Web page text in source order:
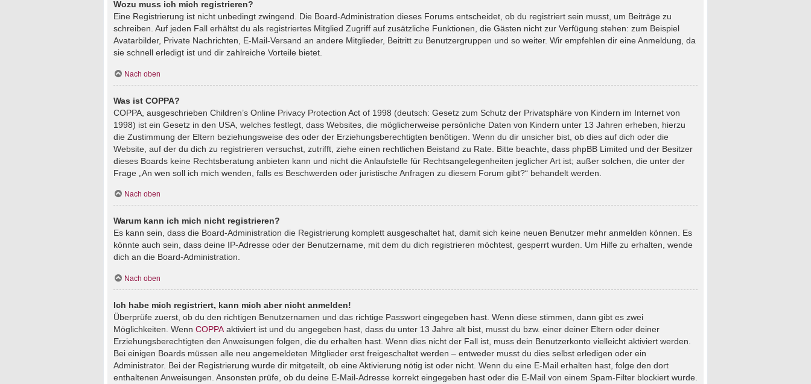
Wozu muss ich mich registrieren?
Eine Registrierung ist nicht unbedingt zwingend. Die Board-Administration dieses Forums entscheidet, ob du registriert sein musst, um Beiträge zu
schreiben. Auf jeden Fall erhältst du als registriertes Mitglied Zugriff auf zusätzliche Funktionen, die Gästen nicht zur Verfügung stehen: zum Beispiel
Avatarbilder, Private Nachrichten, E-Mail-Versand an andere Mitglieder, Beitritt zu Benutzergruppen und so weiter. Wir empfehlen dir eine Anmeldung, da
sie schnell erledigt ist und dir zahlreiche Vorteile bietet.
Nach oben
Was ist COPPA?
COPPA, ausgeschrieben Children’s Online Privacy Protection Act of 1998 (deutsch: Gesetz zum Schutz der Privatsphäre von Kindern im Internet von
1998) ist ein Gesetz in den USA, welches festlegt, dass Websites, die möglicherweise persönliche Daten von Kindern unter 13 Jahren erheben, hierzu
die Zustimmung der Eltern beziehungsweise des oder der Erziehungsberechtigten benötigen. Wenn du dir unsicher bist, ob dies auf dich oder die
Website, auf der du dich zu registrieren versuchst, zutrifft, ziehe einen rechtlichen Beistand zu Rate. Bitte beachte, dass phpBB Limited und der Besitzer
dieses Boards keine Rechtsberatung anbieten kann und nicht die Anlaufstelle für Rechtsangelegenheiten jeglicher Art ist; außer solchen, die unter der
Frage „An wen soll ich mich wenden, falls es Beschwerden oder juristische Anfragen zu diesem Forum gibt?“ behandelt werden.
Nach oben
Warum kann ich mich nicht registrieren?
Es kann sein, dass die Board-Administration die Registrierung komplett ausgeschaltet hat, damit sich keine neuen Benutzer mehr anmelden können. Es
könnte auch sein, dass deine IP-Adresse oder der Benutzername, mit dem du dich registrieren möchtest, gesperrt wurden. Um Hilfe zu erhalten, wende
dich an die Board-Administration.
Nach oben
Ich habe mich registriert, kann mich aber nicht anmelden!
Überprüfe zuerst, ob du den richtigen Benutzernamen und das richtige Passwort eingegeben hast. Wenn diese stimmen, dann gibt es zwei
Möglichkeiten. Wenn COPPA aktiviert ist und du angegeben hast, dass du unter 13 Jahre alt bist, musst du bzw. einer deiner Eltern oder deiner
Erziehungsberechtigten den Anweisungen folgen, die du erhalten hast. Wenn dies nicht der Fall ist, muss dein Benutzerkonto vielleicht aktiviert werden.
Bei einigen Boards müssen alle neu angemeldeten Mitglieder erst freigeschaltet werden – entweder musst du dies selbst erledigen oder ein
Administrator. Bei der Registrierung wurde dir mitgeteilt, ob eine Aktivierung nötig ist oder nicht. Wenn du eine E-Mail erhalten hast, folge den dort
enthaltenen Anweisungen. Ansonsten prüfe, ob du deine E-Mail-Adresse korrekt eingegeben hast oder die E-Mail von einem Spam-Filter blockiert wurde.